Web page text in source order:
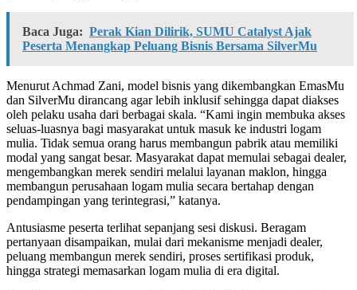
Baca Juga: Perak Kian Dilirik, SUMU Catalyst Ajak
Peserta Menangkap Peluang Bisnis Bersama SilverMu
Menurut Achmad Zani, model bisnis yang dikembangkan EmasMu
dan SilverMu dirancang agar lebih inklusif sehingga dapat diakses
oleh pelaku usaha dari berbagai skala. “Kami ingin membuka akses
seluas-luasnya bagi masyarakat untuk masuk ke industri logam
mulia. Tidak semua orang harus membangun pabrik atau memiliki
modal yang sangat besar. Masyarakat dapat memulai sebagai dealer,
mengembangkan merek sendiri melalui layanan maklon, hingga
membangun perusahaan logam mulia secara bertahap dengan
pendampingan yang terintegrasi,” katanya.
Antusiasme peserta terlihat sepanjang sesi diskusi. Beragam
pertanyaan disampaikan, mulai dari mekanisme menjadi dealer,
peluang membangun merek sendiri, proses sertifikasi produk,
hingga strategi memasarkan logam mulia di era digital.